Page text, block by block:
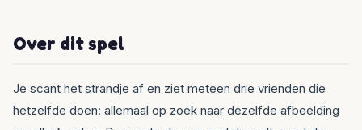
Over dit spel
Je scant het strandje af en ziet meteen drie vrienden die
hetzelfde doen: allemaal op zoek naar dezelfde afbeelding